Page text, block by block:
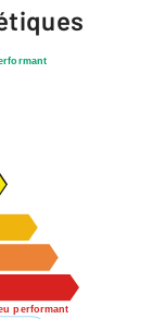
performant